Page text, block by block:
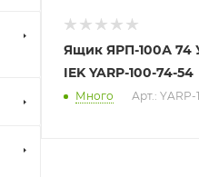
Ящик ЯРП-100А 74
IEK YARP-100-74-54
Много Арт.: